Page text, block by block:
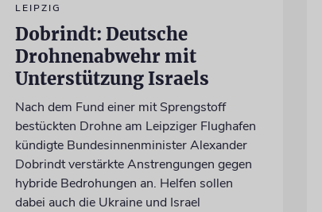
LEIPZIG
Dobrindt: Deutsche
Drohnenabwehr mit
Unterstützung Israels
Nach dem Fund einer mit Sprengstoff
bestückten Drohne am Leipziger Flughafen
kündigte Bundesinnenminister Alexander
Dobrindt verstärkte Anstrengungen gegen
hybride Bedrohungen an. Helfen sollen
dabei auch die Ukraine und Israel